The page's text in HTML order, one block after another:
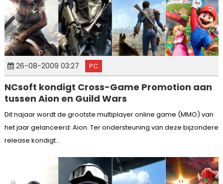
26-08-2009 03:27 PC
NCsoft kondigt Cross-Game Promotion aan
tussen Aion en Guild Wars
Dit najaar wordt de grootste multiplayer online game (MMO) van
het jaar gelanceerd: Aion. Ter ondersteuning van deze bijzondere
release kondigt...